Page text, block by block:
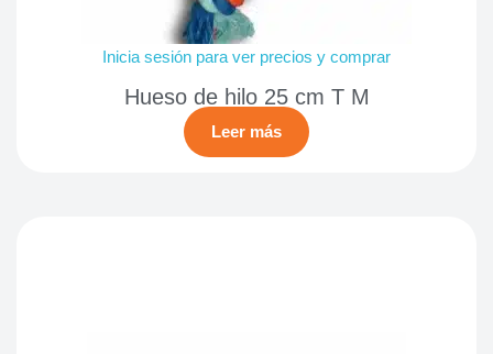
Inicia sesión para ver precios y comprar
Hueso de hilo 25 cm T M
Leer más